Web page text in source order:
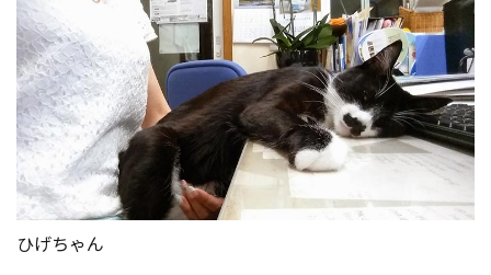
ひげちゃん